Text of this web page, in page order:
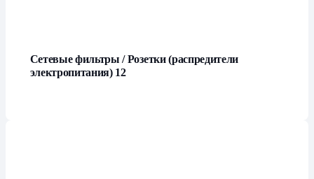
Сетевые фильтры / Розетки (распредители
электропитания) 12